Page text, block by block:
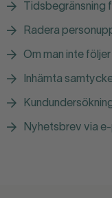
Radera
Om man inte
Inhämta
Nyhetsbrev via